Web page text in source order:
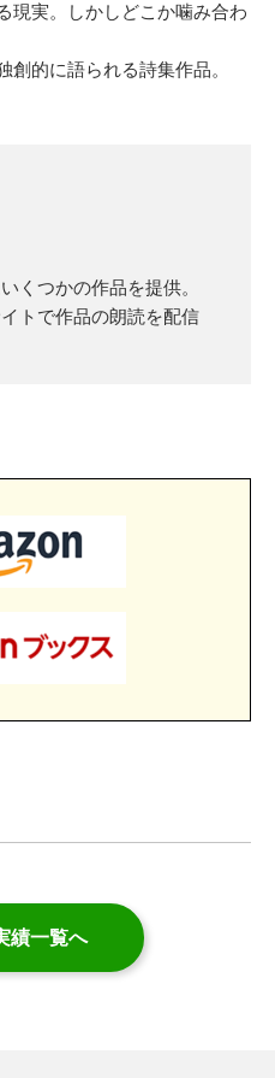
現実。しかしどこか噛み合わ
創的に語られる詩集作品。
くつかの作品を提供。
トで作品の朗読を配信
績一覧へ